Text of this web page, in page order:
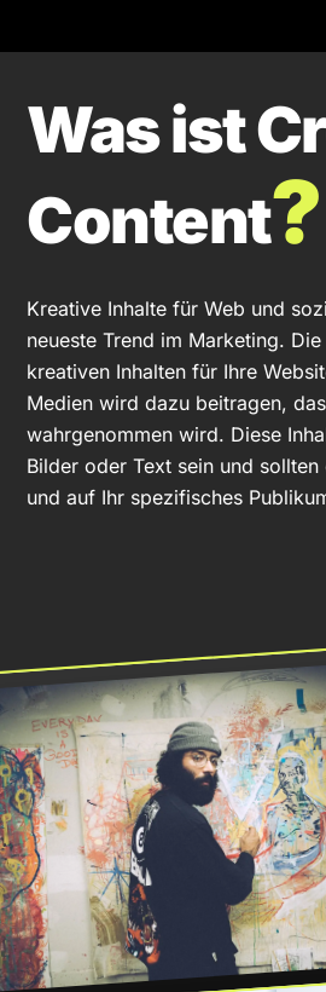
Was ist
Content?
Kreative Inhalte für Web und
neueste Trend im Marketing.
kreativen Inhalten für Ihre
Medien wird dazu beitragen,
wahrgenommen wird. Diese
Bilder oder Text sein und
und auf Ihr spezifisches